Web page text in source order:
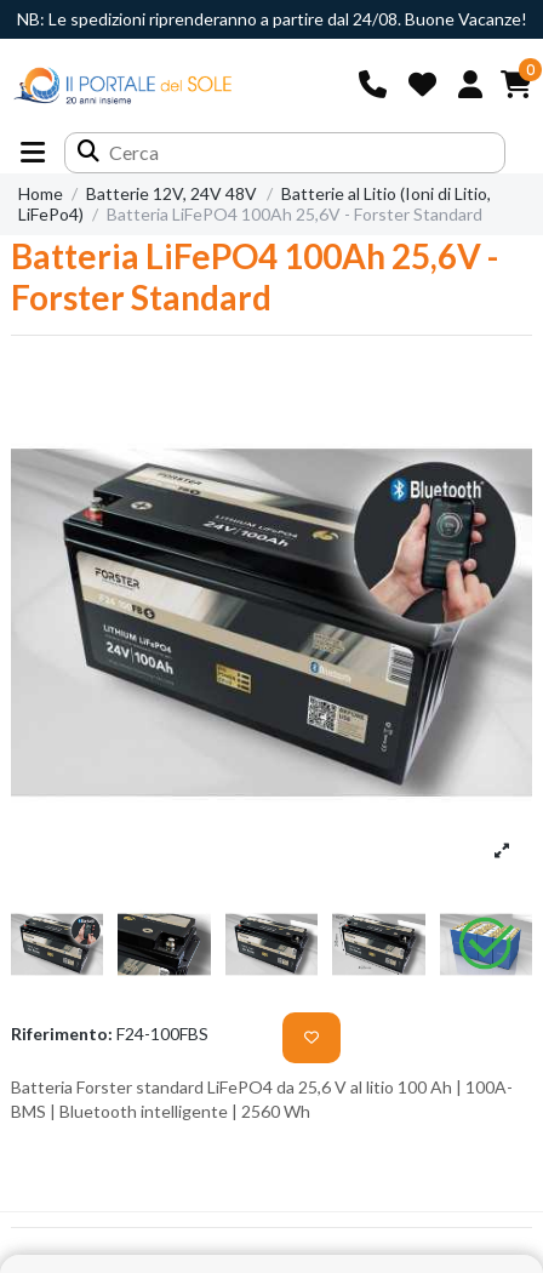
NB: Le spedizioni riprenderanno a partire dal 24/08. Buone Vacanze!
0
Home Batterie 12V, 24V 48V
Batterie al Litio (Ioni di Litio,
LiFePo4)
Batteria LiFePO4 100Ah 25,6V - Forster Standard
Batteria LiFePO4 100Ah 25,6V -
Forster Standard
Riferimento: F24-100FBS
Batteria Forster standard LiFePO4 da 25,6 V al litio 100 Ah | 100A-
BMS | Bluetooth intelligente | 2560 Wh